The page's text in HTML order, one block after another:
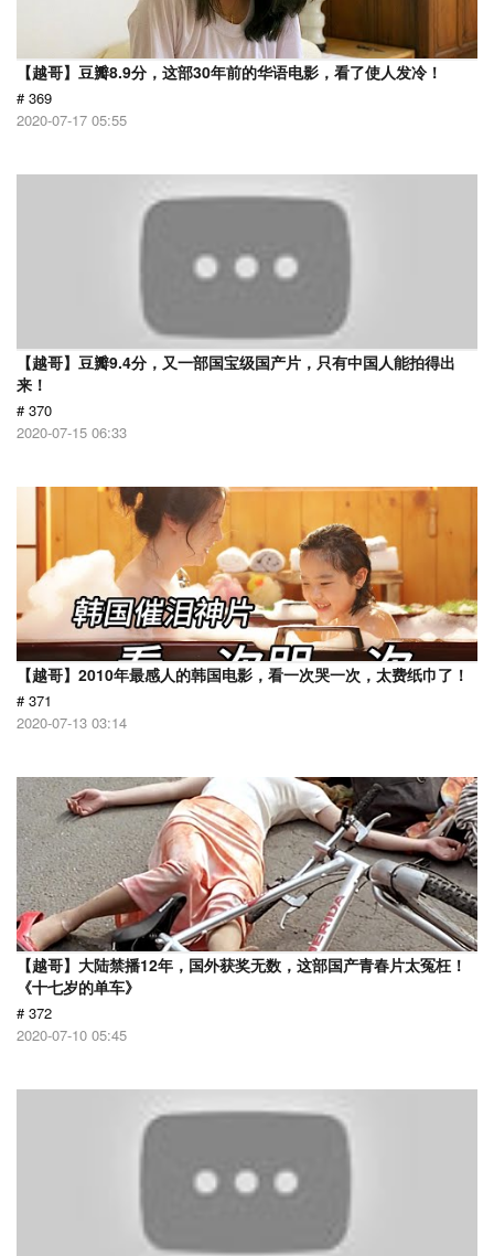
【越哥】豆瓣8.9分，这部30年前的华语电影，看了使人发冷！
# 369
2020-07-17 05:55
【越哥】豆瓣9.4分，又一部国宝级国产片，只有中国人能拍得出
来！
# 370
2020-07-15 06:33
【越哥】2010年最感人的韩国电影，看一次哭一次，太费纸巾了！
# 371
2020-07-13 03:14
【越哥】大陆禁播12年，国外获奖无数，这部国产青春片太冤枉！
《十七岁的单车》
# 372
2020-07-10 05:45